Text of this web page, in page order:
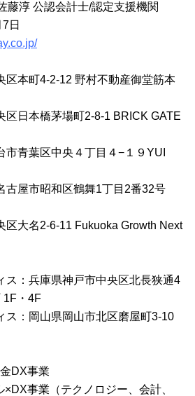
藤淳 公認会計士/認定支援機関
日
区本町4-2-12 野村不動産御堂筋本
区日本橋茅場町2-8-1 BRICK GATE
市青葉区中央４丁目４−１９YUI
古屋市昭和区鶴舞1丁目2番32号
区大名2-6-11 Fukuoka Growth Next
ス：兵庫県神戸市中央区北長狭通4
1F・4F
ス：岡山県岡山市北区磨屋町3-10
DX事業
事業（テクノロジー、会計、